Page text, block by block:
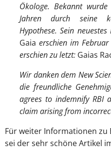
Ökologe. Bekannt
Jahren durch seine
Hypothese. Sein neuestes
Gaia erschien im
erschien zu letzt: Gaias
Wir danken dem New
die freundliche
agrees to indemnify RBI
claim arising from
Für weiter Informationen zu
sei der sehr schöne Artikel